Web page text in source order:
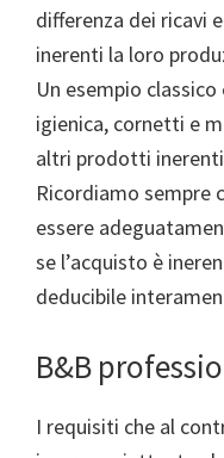
differenza dei ricavi
inerenti la loro
Un esempio
igienica, cornetti e
altri prodotti
Ricordiamo sempre
essere
se l’acquisto è
deducibile
B&B
I requisiti che al